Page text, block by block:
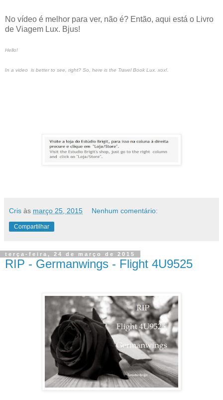
No vídeo é melhor para ver, não é? Então, aqui está o Livro
de Viagem Lux. Bjus!
Hello!
In a video is better to see, right? So, here is the Travel Book Lux. xox!.
Cris às março 25, 2015 Nenhum comentário:
Compartilhar
terça-feira, 24 de março de 2015
RIP - Germanwings - Flight 4U9525